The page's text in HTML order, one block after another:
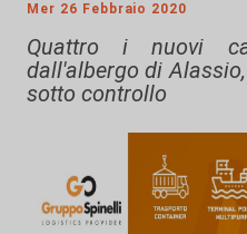
Mer 26 Febbraio 2020
Quattro i nuovi
dall'albergo di
sotto controllo